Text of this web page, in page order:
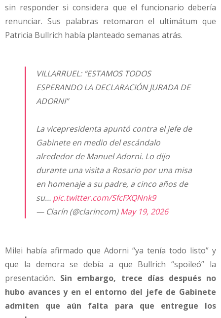
sin responder si considera que el funcionario debería
renunciar. Sus palabras retomaron el ultimátum que
Patricia Bullrich había planteado semanas atrás.
VILLARRUEL: “ESTAMOS TODOS
ESPERANDO LA DECLARACIÓN JURADA DE
ADORNI”
La vicepresidenta apuntó contra el jefe de
Gabinete en medio del escándalo
alrededor de Manuel Adorni. Lo dijo
durante una visita a Rosario por una misa
en homenaje a su padre, a cinco años de
su… pic.twitter.com/SfcFXQNnk9
— Clarín (@clarincom)May 19, 2026
Milei había afirmado que Adorni “ya tenía todo listo” y
que la demora se debía a que Bullrich “spoileó” la
presentación. Sin embargo, trece días después no
hubo avances y en el entorno del jefe de Gabinete
admiten que aún falta para que entregue los